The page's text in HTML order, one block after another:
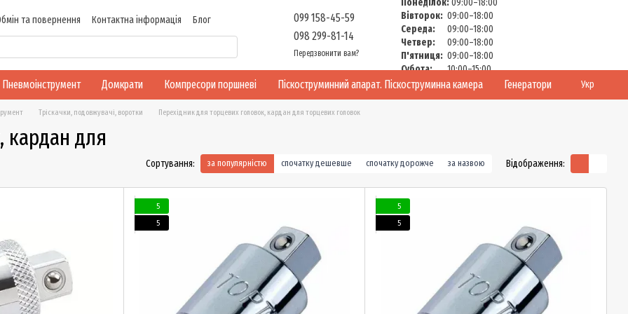
та повернення Контактна інформація
Блог
099 158-45-59
098 299-81-14
Передзвонити вам?
Понеділок:09:00–18:00
Вівторок: 09:00–18:00
Середа:
09:00–18:00
Четвер:
09:00–18:00
П'ятниця: 09:00–18:00
Субота:
10:00–15:00
Неділя:
Вихідний
Пневмоінструмент Домкрати Компресори поршневі Піскоструминний апарат. Піскоструминна камера Генератори Укр
Тріскачки, подовжувачі, воротки Перехідник для торцевих головок, кардан для торцевих головок
кардан для
Сортування: за популярністю спочатку дешевше спочатку дорожче за назвою Відображення:
5
5
5
5